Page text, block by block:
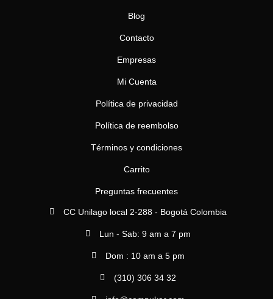
Blog
Contacto
Empresas
Mi Cuenta
Política de privacidad
Política de reembolso
Términos y condiciones
Carrito
Preguntas frecuentes
CC Unilago local 2-288 - Bogotá Colombia
Lun - Sab: 9 am a 7 pm
Dom : 10 am a 5 pm
(310) 306 34 32